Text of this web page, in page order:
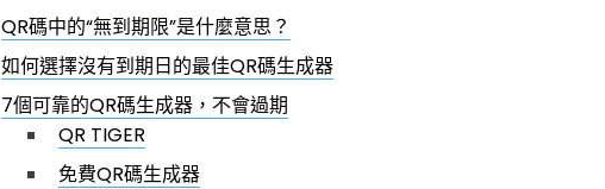
QR碼中的“無到期限”是什麼意思？
如何選擇沒有到期日的最佳QR碼生成器
7個可靠的QR碼生成器，不會過期
QR TIGER
免費QR碼生成器